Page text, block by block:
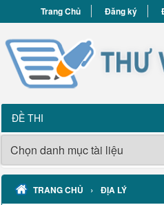
Trang Chủ Đăng ký
ĐỀ THI
TRANG CHỦ › ĐỊA LÝ